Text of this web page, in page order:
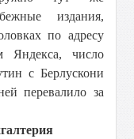
издания,
по адресу
Яндекса, число
с Берлускони
перевалило за